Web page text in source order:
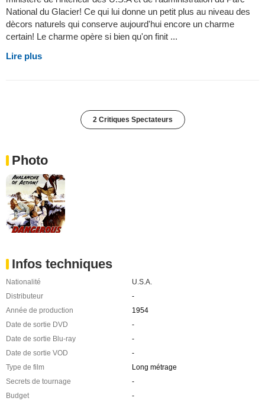
National du Glacier! Ce qui lui donne un petit plus au niveau des
dècors naturels qui conserve aujourd'hui encore un charme
certain! Le charme opère si bien qu'on finit ...
Lire plus
2 Critiques Spectateurs
Photo
Infos techniques
Nationalité
U.S.A.
Distributeur
-
Année de production
1954
Date de sortie DVD
-
Date de sortie Blu-ray
-
Date de sortie VOD
-
Type de film
Long métrage
Secrets de tournage
-
Budget
-